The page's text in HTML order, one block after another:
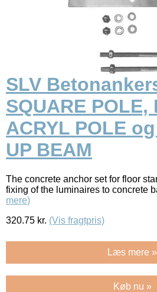
SLV
SQUARE POLE,
ACRYL POLE
UP BEAM
The concrete anchor set for floor
fixing of the luminaires to concrete
mere)
320.75 kr. (Vis fragtpris)
Læs mere »
Køb nu »